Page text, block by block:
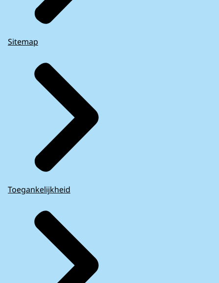
Sitemap
Toegankelijkheid